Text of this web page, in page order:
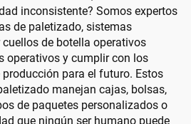
inconsistente? Somos expertos
de paletizado, sistemas
de botella operativos
operativos y cumplir con los
para el futuro. Estos
manejan cajas, bolsas,
de paquetes personalizados o
que ningún ser humano puede